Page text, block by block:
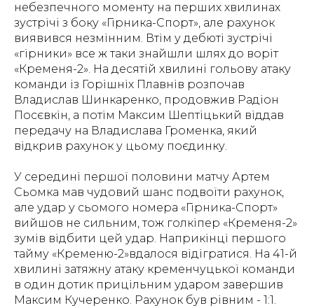
небезпечного моменту на перших хвилинах
зустрічі з боку «Гірника-Спорт», але рахунок
виявився незмінним. Втім у дебюті зустрічі
«гірники» все ж таки знайшли шлях до воріт
«Кременя-2». На десятій хвилині гольову атаку
команди із Горішніх Плавнів розпочав
Владислав Шинкаренко, продовжив Радіон
Посєвкін, а потім Максим Шептіцький віддав
передачу на Владислава Громенка, який
відкрив рахунок у цьому поєдинку.
У середині першої половини матчу Артем
Сьомка мав чудовий шанс подвоїти рахунок,
але удар у сьомого номера «Гірника-Спорт»
вийшов не сильним, тож голкіпер «Кременя-2»
зумів відбити цей удар. Наприкінці першого
тайму «Кременю-2»вдалося відігратися. На 41-й
хвилині затяжну атаку кременчуцької команди
в один дотик прицільним ударом завершив
Максим Кучеренко. Рахунок був рівним - 1:1.